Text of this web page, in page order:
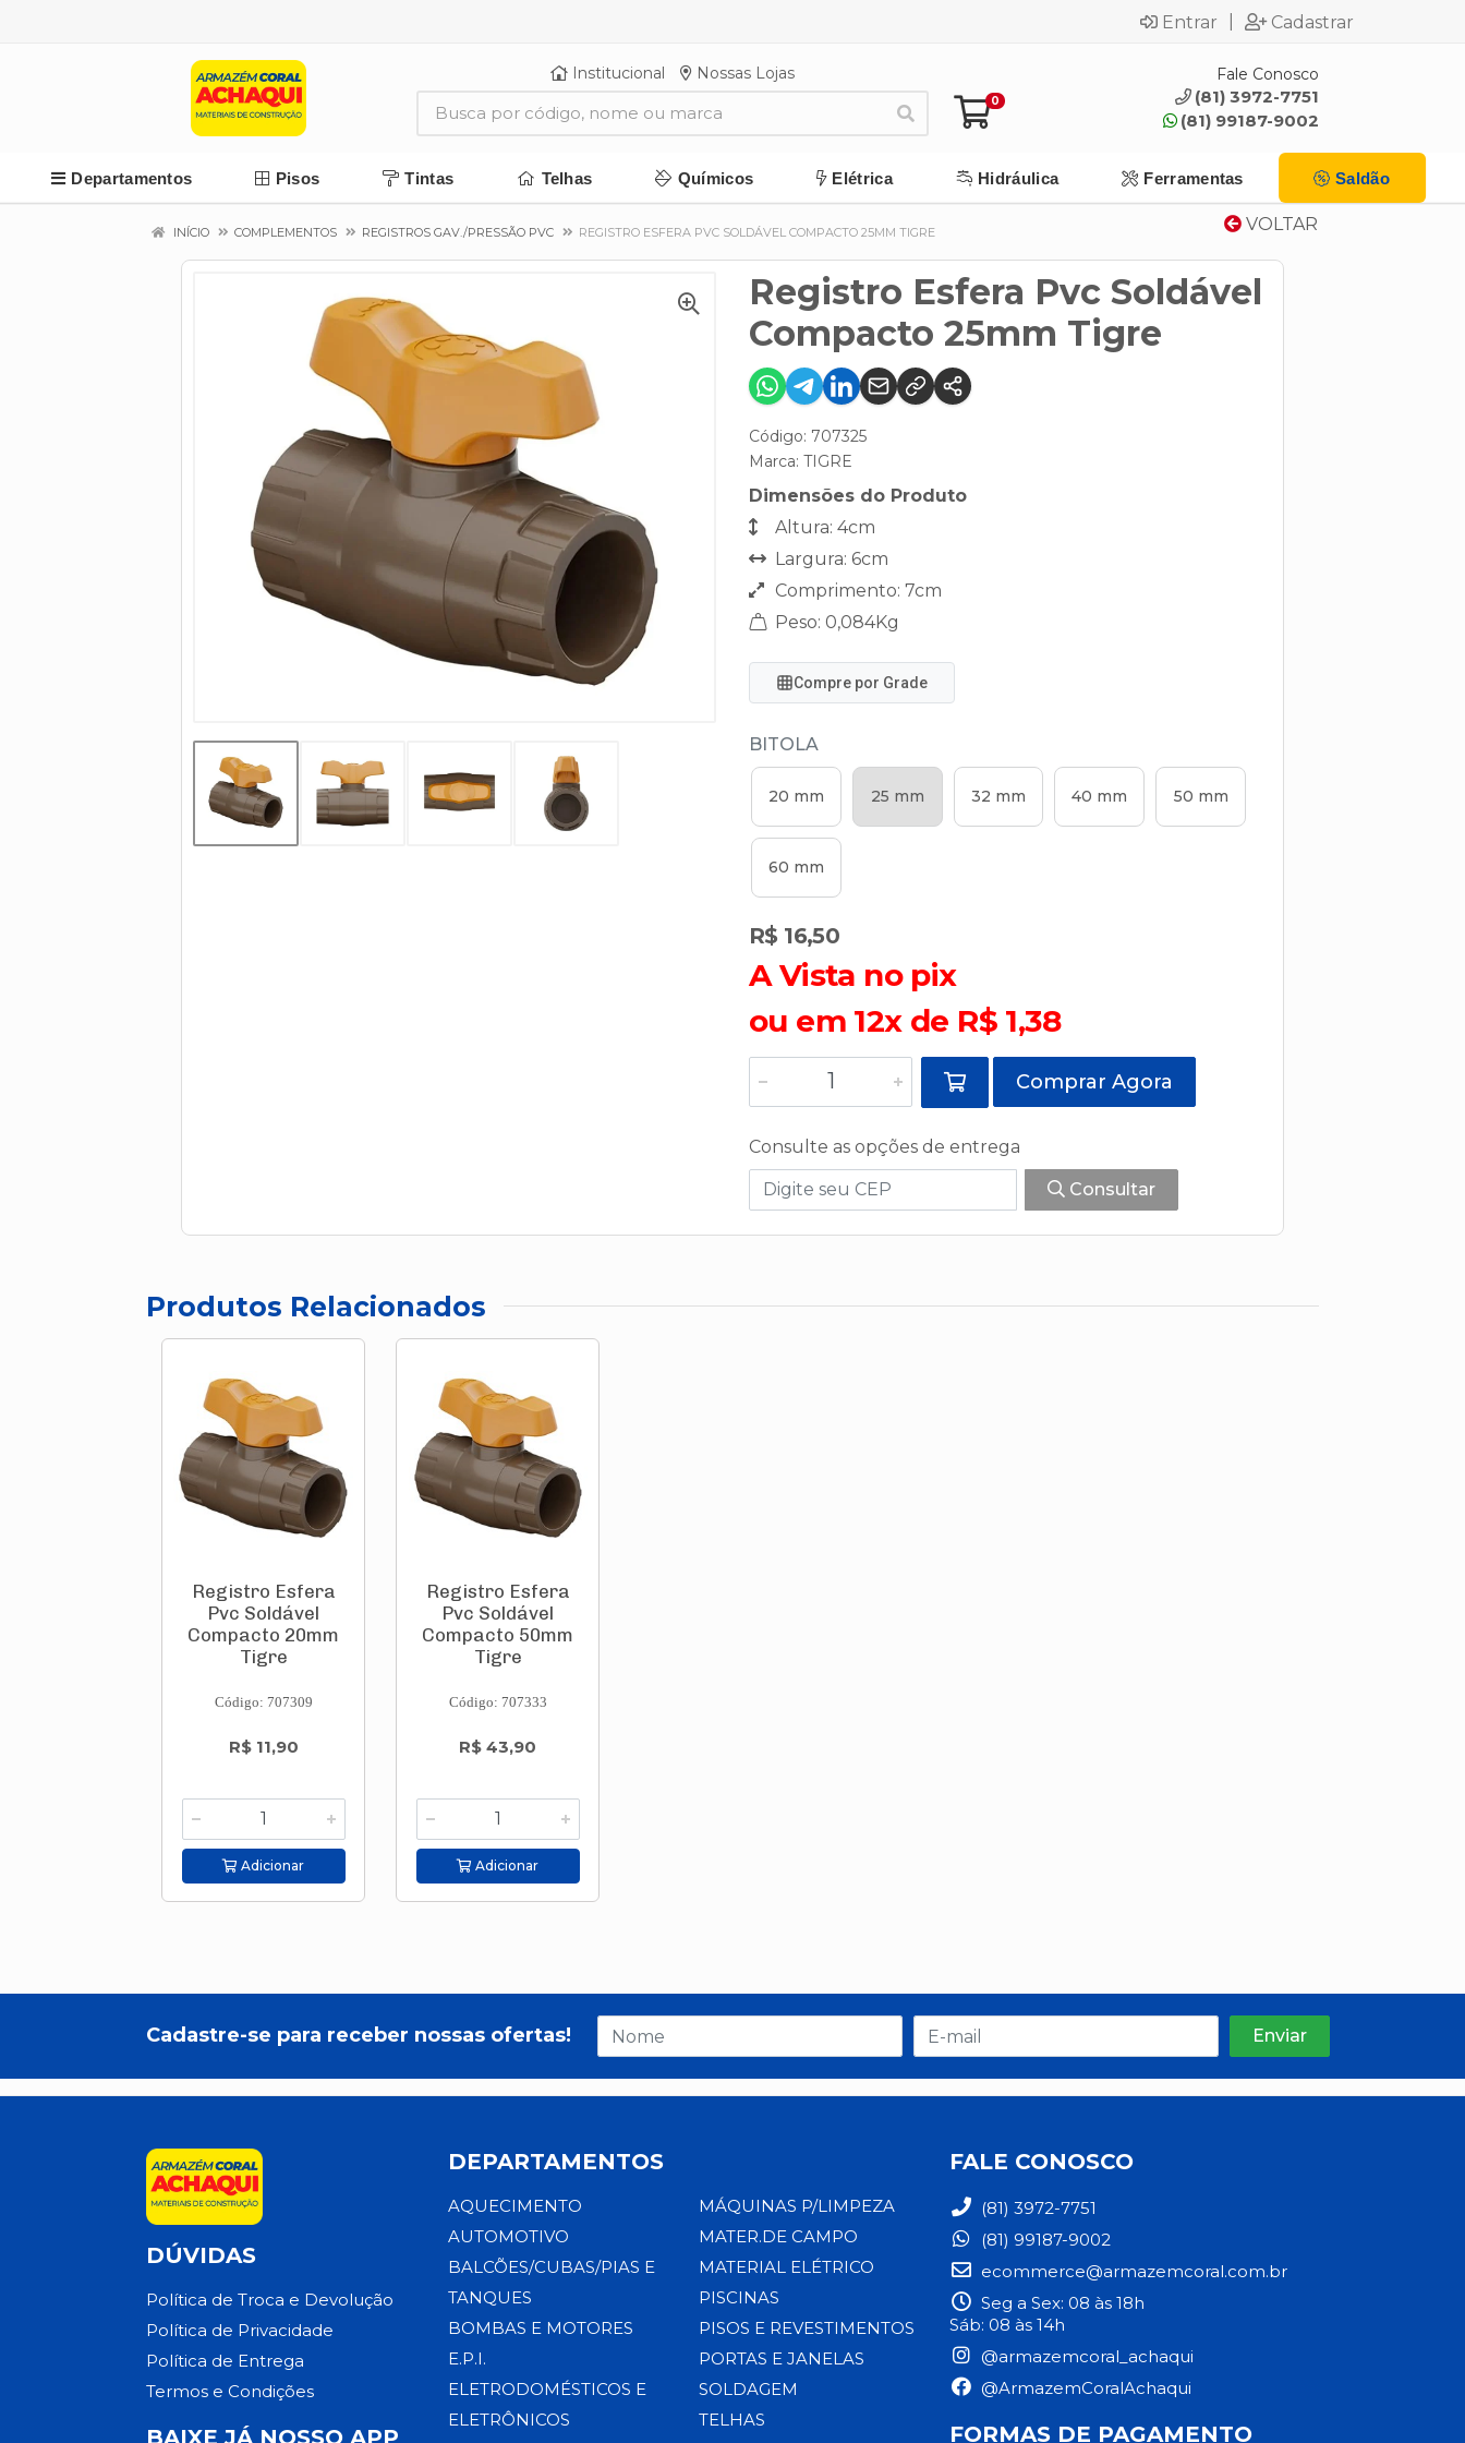
Entrar Cadastrar
Institucional Nossas Lojas
0
Fale Conosco
(81) 3972-7751
(81) 99187-9002
Departamentos Pisos Tintas Telhas Químicos Elétrica Hidráulica Ferramentas Saldão
VOLTAR
INÍCIO COMPLEMENTOS REGISTROS GAV./PRESSÃO PVC REGISTRO ESFERA PVC SOLDÁVEL COMPACTO 25MM TIGRE
Registro Esfera Pvc Soldável
Compacto 25mm Tigre
Código: 707325
Marca: TIGRE
Dimensões do Produto
Altura: 4cm
Largura: 6cm
Comprimento: 7cm
Peso: 0,084Kg
Compre por Grade
BITOLA
20 mm 25 mm 32 mm 40 mm 50 mm
60 mm
R$ 16,50
A Vista no pix
ou em 12x de R$ 1,38
Comprar Agora
Consulte as opções de entrega
Consultar
Produtos Relacionados
Registro Esfera
Pvc Soldável
Compacto 20mm
Tigre
Código: 707309
R$ 11,90
Adicionar
Registro Esfera
Pvc Soldável
Compacto 50mm
Tigre
Código: 707333
R$ 43,90
Adicionar
Cadastre-se para receber nossas ofertas!
DÚVIDAS
Política de Troca e Devolução
Política de Privacidade
Política de Entrega
Termos e Condições
BAIXE JÁ NOSSO APP
DEPARTAMENTOS
AQUECIMENTO
AUTOMOTIVO
BALCÕES/CUBAS/PIAS E
TANQUES
BOMBAS E MOTORES
E.P.I.
ELETRODOMÉSTICOS E
ELETRÔNICOS
MÁQUINAS P/LIMPEZA
MATER.DE CAMPO
MATERIAL ELÉTRICO
PISCINAS
PISOS E REVESTIMENTOS
PORTAS E JANELAS
SOLDAGEM
TELHAS
FALE CONOSCO
(81) 3972-7751
(81) 99187-9002
ecommerce@armazemcoral.com.br
Seg a Sex: 08 às 18h
Sáb: 08 às 14h
@armazemcoral_achaqui
@ArmazemCoralAchaqui
FORMAS DE PAGAMENTO